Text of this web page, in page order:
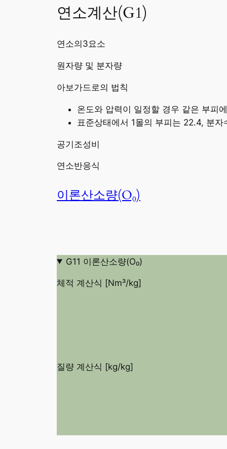
연소계산(G1)
연소의3요소
원자량 및 분자량
아보가드로의 법칙
온도와 압력이 일정할 경우 같은 부피
표준상태에서 1몰의 부피는 22.4, 분
공기조성비
연소반응식
이론산소량(O₀)
G11 이론산소량(O₀)
체적 계산식 [Nm³/kg]
질량 계산식 [kg/kg]